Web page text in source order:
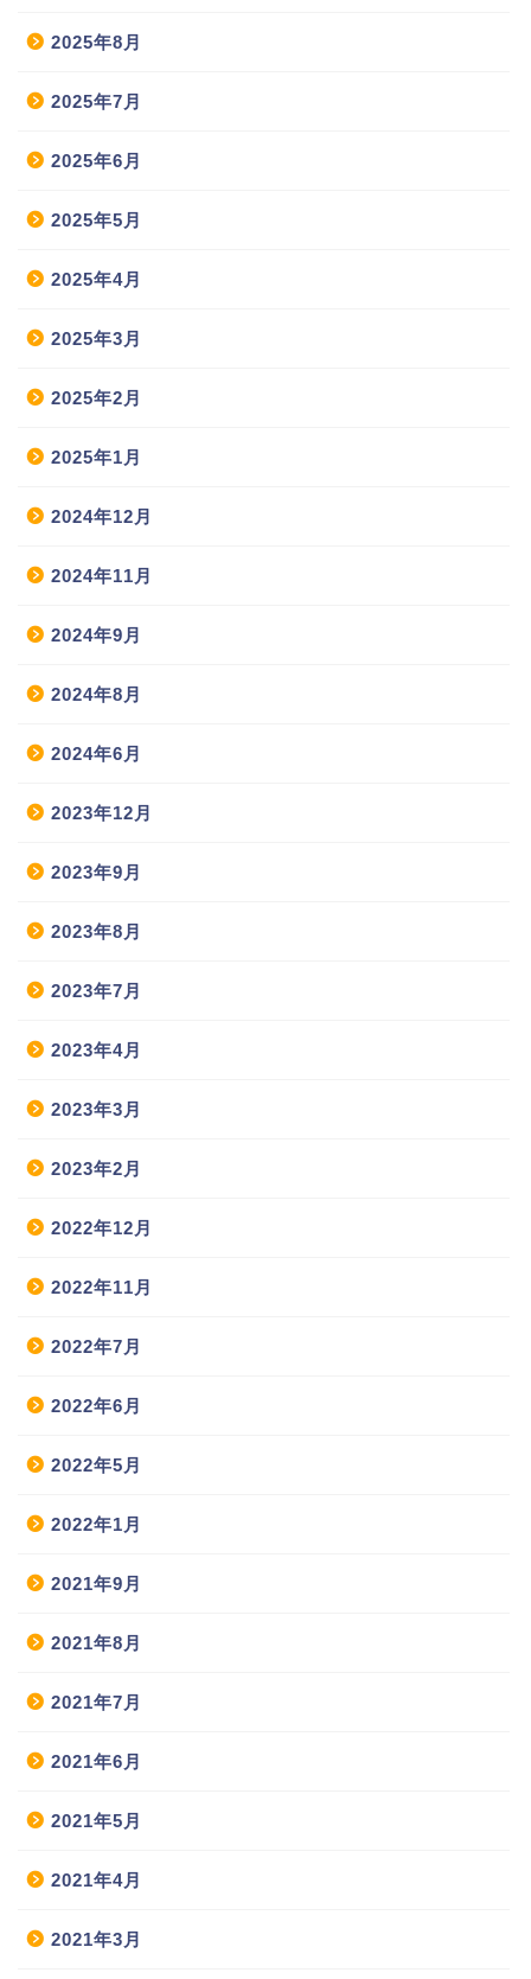
2025年8月
2025年7月
2025年6月
2025年5月
2025年4月
2025年3月
2025年2月
2025年1月
2024年12月
2024年11月
2024年9月
2024年8月
2024年6月
2023年12月
2023年9月
2023年8月
2023年7月
2023年4月
2023年3月
2023年2月
2022年12月
2022年11月
2022年7月
2022年6月
2022年5月
2022年1月
2021年9月
2021年8月
2021年7月
2021年6月
2021年5月
2021年4月
2021年3月